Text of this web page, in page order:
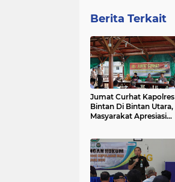
Berita Terkait
Jumat Curhat Kapolres
Bintan Di Bintan Utara,
Masyarakat Apresiasi